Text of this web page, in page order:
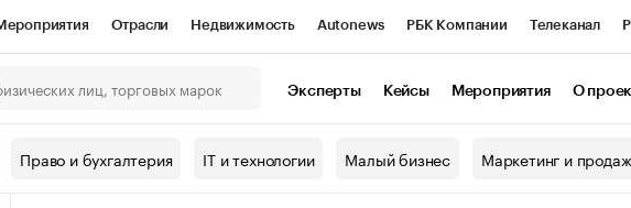
Отрасли Недвижимость Autonews РБК Компании Телеканал
Спецпроекты Проверка контрагентов
Эксперты Кейсы Мероприятия О
Право и бухгалтерия IT и технологии Малый бизнес Маркетинг и